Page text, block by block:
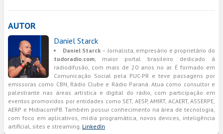
AUTOR
Daniel Starck
Daniel Starck – Jornalista, empresário e proprietário do
tudoradio.com, maior portal brasileiro dedicado à
radiodifusão, com mais de 20 anos no ar. É formado em
Comunicação Social pela PUC-PR e teve passagens por
emissoras como CBN, Rádio Clube e Rádio Paraná. Atua como consultor e
palestrante nas áreas artística e digital do rádio, com participação em
eventos promovidos por entidades como SET, AESP, AMIRT, ACAERT, ASSERPE,
AERP e MidiacomPB. Também possui conhecimento na área de tecnologia,
com foco em aplicativos, mídia programática, novos devices, inteligência
artificial, sites e streaming. LinkedIn